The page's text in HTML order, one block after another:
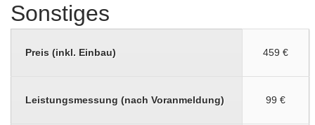
Sonstiges
Preis (inkl. Einbau) 459 €
Leistungsmessung (nach Voranmeldung) 99 €